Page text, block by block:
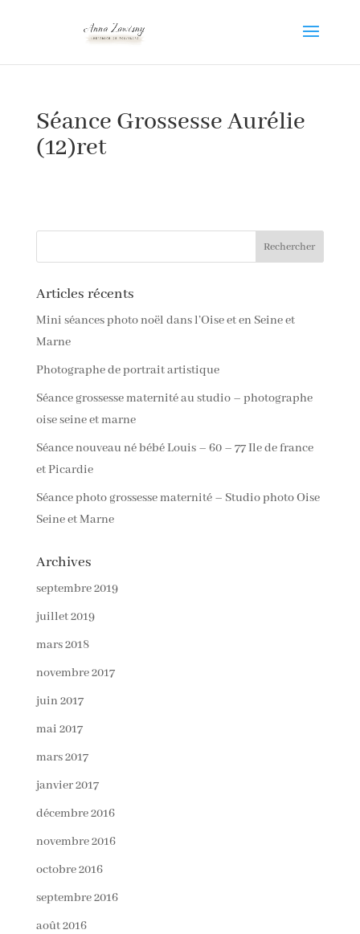
Séance Grossesse Aurélie
(12)ret
Articles récents
Mini séances photo noël dans l’Oise et en Seine et
Marne
Photographe de portrait artistique
Séance grossesse maternité au studio – photographe
oise seine et marne
Séance nouveau né bébé Louis – 60 – 77 Ile de france
et Picardie
Séance photo grossesse maternité – Studio photo Oise
Seine et Marne
Archives
septembre 2019
juillet 2019
mars 2018
novembre 2017
juin 2017
mai 2017
mars 2017
janvier 2017
décembre 2016
novembre 2016
octobre 2016
septembre 2016
août 2016